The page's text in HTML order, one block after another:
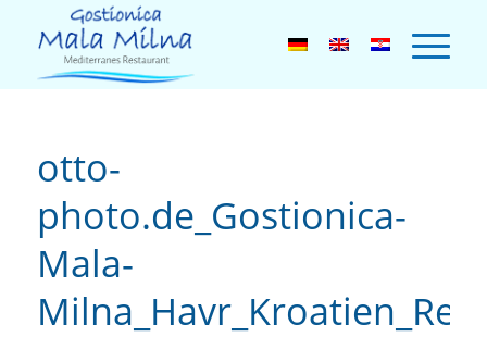
otto-
photo.de_Gostionica-
Mala-